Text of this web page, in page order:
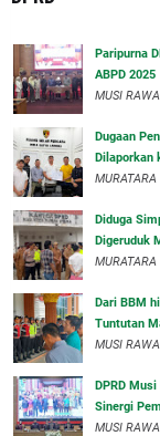
Paripurna
ABPD 2025
MUSI
‎Dugaan
Dilaporkan
Diduga
Digeruduk
Dari BBM
Tuntutan
MUSI
DPRD
Sinergi
MUSI